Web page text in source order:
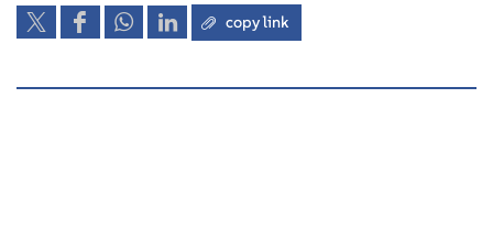
copy link